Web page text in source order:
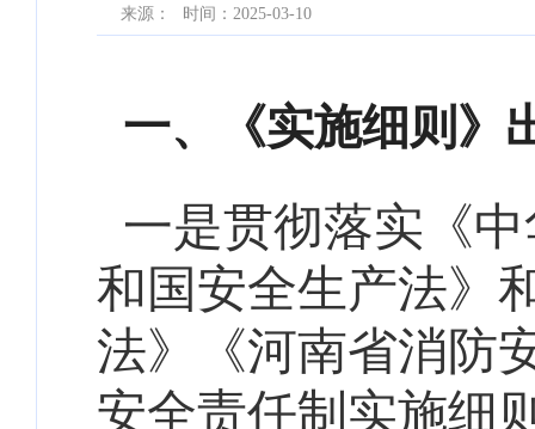
来源： 时间：2025-03-10
一、《实施细则》
一是贯彻落实《
和国安全生产法》
法》《河南省消防
安全责任制实施细